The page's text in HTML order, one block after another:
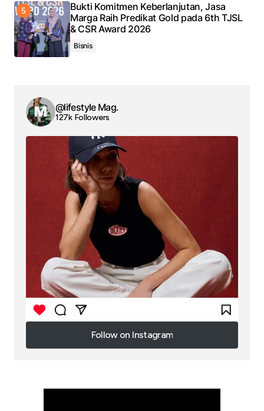
Bukti Komitmen Keberlanjutan, Jasa
Marga Raih Predikat Gold pada 6th TJSL
& CSR Award 2026
Bisnis
@lifestyle Mag.
127k Followers
Follow on Instagram
Follow on Instagram